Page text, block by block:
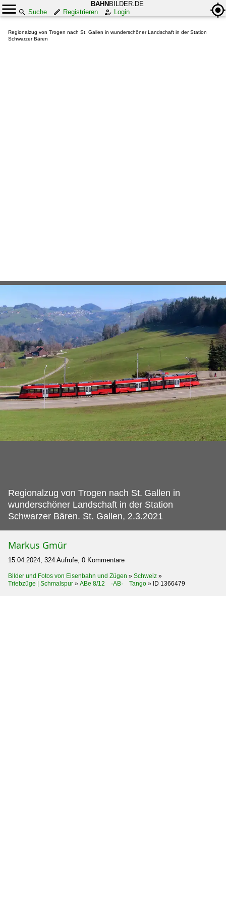
BAHN BILDER.DE
Suche
Registrieren Login
Regionalzug von Trogen nach St. Gallen in wunderschöner Landschaft in der Station
Schwarzer Bären
Regionalzug von Trogen nach St. Gallen in
wunderschöner Landschaft in der Station
Schwarzer Bären. St. Gallen, 2.3.2021
Markus Gmür
15.04.2024, 324 Aufrufe, 0 Kommentare
Bilder und Fotos von Eisenbahn und Zügen » Schweiz »
Triebzüge | Schmalspur » ABe 8/12 ·AB· Tango » ID 1366479